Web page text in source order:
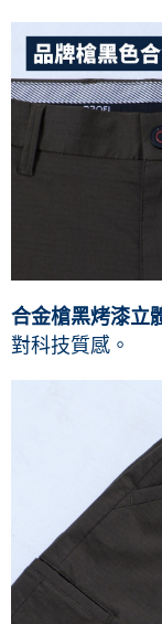
合金槍黑烤漆立
對科技質感。